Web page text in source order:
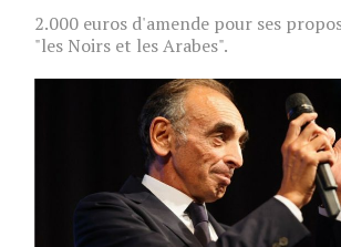
2.000 euros d'amende pour ses
"les Noirs et les Arabes".